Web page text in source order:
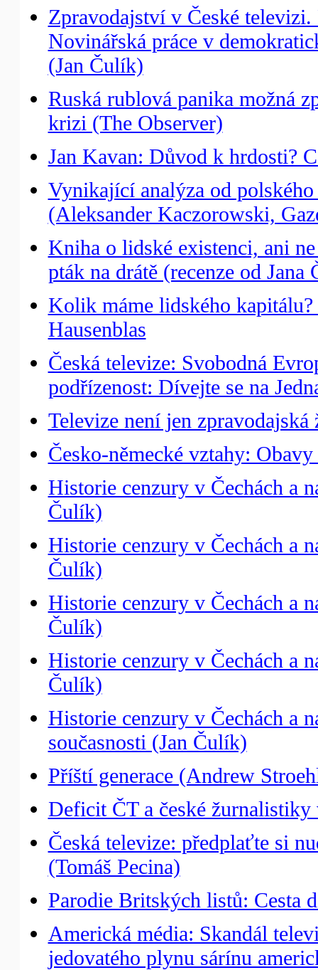
Zpravodajství v České
Novinářská práce v
(Jan Čulík)
Ruská rublová panika možná
krizi (The Observer)
Jan Kavan: Důvod k hrdosti?
Vynikající analýza od
(Aleksander Kaczorowski,
Kniha o lidské existenci, ani
pták na drátě (recenze od Jana
Kolik máme lidského
Hausenblas
Česká televize: Svobodná
podřízenost: Dívejte se na
Televize není jen
Česko-německé vztahy:
Historie cenzury v Čechách a
Čulík)
Historie cenzury v Čechách a
Čulík)
Historie cenzury v Čechách a
Čulík)
Historie cenzury v Čechách a
Čulík)
Historie cenzury v Čechách a
současnosti (Jan Čulík)
Příští generace (Andrew
Deficit ČT a české
Česká televize: předplaťte si
(Tomáš Pecina)
Parodie Britských listů: Cesta
Americká média: Skandál
jedovatého plynu sárínu